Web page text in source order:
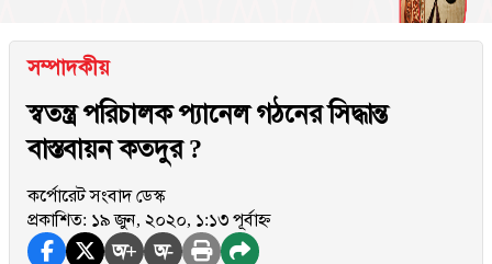
সম্পাদকীয়
স্বতন্ত্র পরিচালক প্যানেল গঠনের সিদ্ধান্ত
বাস্তবায়ন কতদুর ?
কর্পোরেট সংবাদ ডেস্ক
প্রকাশিত: ১৯ জুন, ২০২০, ১:১৩ পূর্বাহ্ন
অ+ অ-